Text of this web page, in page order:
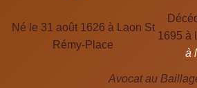
Né le 31 août 1626 à Laon St
Rémy-Place
1695 à
à
Avocat au